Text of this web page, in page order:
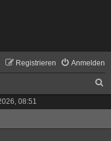
Anmelden
Registrieren
h
08:51